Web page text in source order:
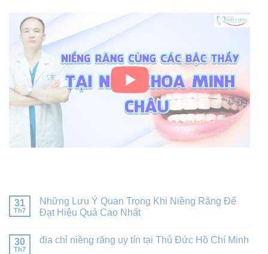
31
Th7
Những Lưu Ý Quan Trọng Khi Niềng Răng Để
Đạt Hiệu Quả Cao Nhất
30
Th7
địa chỉ niềng răng uy tín tại Thủ Đức Hồ Chí Minh